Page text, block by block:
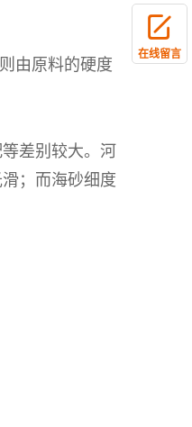
由原料的硬度
差别较大。河
；而海砂细度
在线留言